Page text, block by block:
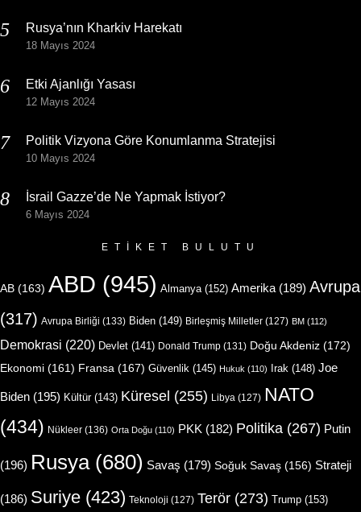
Rusya’nın Kharkiv Harekatı
18 Mayıs 2024
Etki Ajanlığı Yasası
12 Mayıs 2024
Politik Vizyona Göre Konumlanma Stratejisi
10 Mayıs 2024
İsrail Gazze’de Ne Yapmak İstiyor?
6 Mayıs 2024
ETIKET BULUTU
AB (163) ABD (945) Almanya(152) Amerika (189) Avrupa
(317) Avrupa Birliği (133) Biden (149) Birleşmiş Milletler (127) BM (112)
Demokrasi (220) Devlet (141) Donald Trump (131) Doğu Akdeniz (172)
Ekonomi (161) Fransa (167) Güvenlik (145) Hukuk (110) Irak (148) Joe
Biden (195) Kültür(143) Küresel (255) Libya (127) NATO
(434) Nükleer (136) Orta Doğu (110) PKK (182) Politika (267) Putin
(196) Rusya(680) Savaş (179) Soğuk Savaş (156) Strateji
(186) Suriye (423) Teknoloji (127) Terör (273) Trump (153)